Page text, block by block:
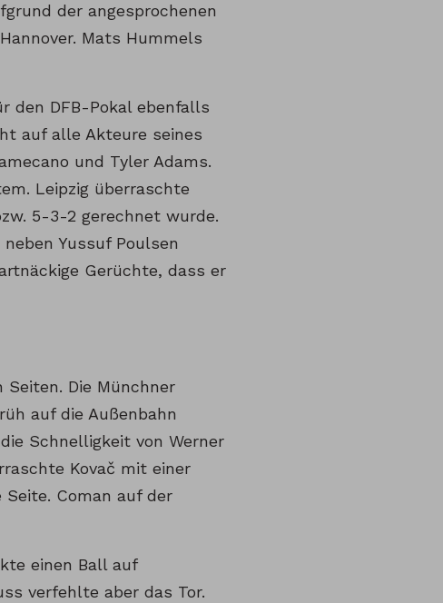
der angesprochenen
Mats Hummels
den DFB-Pokal ebenfalls
auf alle Akteure seines
und Tyler Adams.
Leipzig überraschte
5-3-2 gerechnet wurde.
Yussuf Poulsen
Gerüchte, dass er
Die Münchner
auf die Außenbahn
Schnelligkeit von Werner
Kovač mit einer
Coman auf der
einen Ball auf
verfehlte aber das Tor.